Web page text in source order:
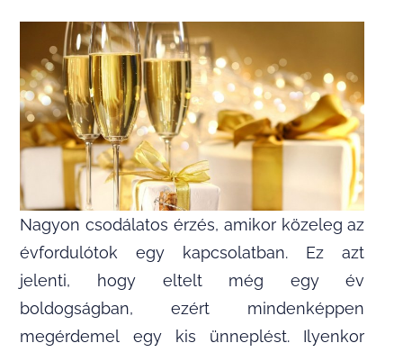
Nagyon csodálatos érzés, amikor közeleg az
évfordulótok egy kapcsolatban. Ez azt
jelenti, hogy eltelt még egy év
boldogságban, ezért mindenképpen
megérdemel egy kis ünneplést. Ilyenkor